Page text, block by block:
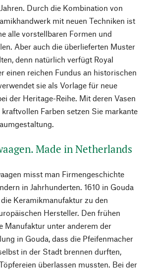
Durch die Kombination von
mit neuen Techniken ist
alle vorstellbaren Formen und
Aber auch die überlieferten Muster
denn natürlich verfügt Royal
einen reichen Fundus an historischen
sie als Vorlage für neue
der Heritage-Reihe. Mit deren Vasen
Farben setzen Sie markante
Made in Netherlands
misst man Firmengeschichte
in Jahrhunderten. 1610 in Gouda
Keramikmanufaktur zu den
Hersteller. Den frühen
Manufaktur unter anderem der
in Gouda, dass die Pfeifenmacher
in der Stadt brennen durften,
überlassen mussten. Bei der